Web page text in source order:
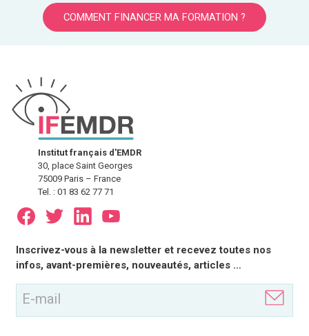
COMMENT FINANCER MA FORMATION ?
Institut français d'EMDR
30, place Saint Georges
75009 Paris – France
Tel. : 01 83 62 77 71
E-
mail
(Nécessaire)
Inscrivez-vous à la newsletter et recevez toutes nos
infos, avant-premières, nouveautés, articles …